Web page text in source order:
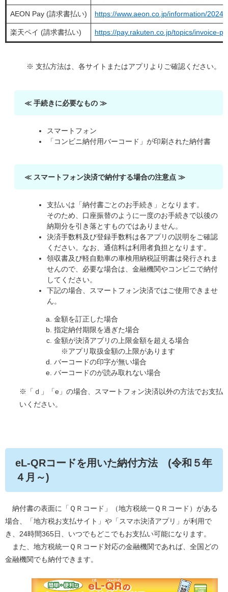
AEON Pay (請求書払い) https://www.aeon.co.jp/information/2024/
楽天ペイ (請求書払い) https://pay.rakuten.co.jp/topics/invoice-
※ 支払方法は、各サイトまたはアプリよりご確認ください。
≪ 手続きに必要なもの ≫
スマートフォン
「コンビニ納付用バーコード」が印刷された納付書
≪ スマートフォン決済で納付する場合の注意点 ≫
支払いは「納付書ごとのお手続き」となります。
そのため、口座振替のように一度のお手続きで以後の
納期分を引き落とすものではありません。
決済手数料及び登録手数料は各アプリの説明をご確認
ください。なお、通信料は利用者負担となります。
領収書及び軽自動車の車検用納税証明書は発行されま
せんので、必要な場合は、金融機関やコンビニで納付
してください。
下記の場合、スマートフォン決済ではご使用できませ
ん。
金額を訂正した場合
指定納付期限を過ぎた場合
金額が決済アプリの上限金額を超える場合
※アプリ取扱金額の上限があります
バーコードの印字が無い場合
バーコードのが読み取れない場合
※「ｄ」「e」の場合、スマートフォン決済以外の方法でお支払
いください。
eL-QRコードを用いた納付方法(令和５年
４月～)
納付書の表面に「ＱＲコード」（地方税統一ＱＲコード）がある
場合、「地方税お支払サイト」や「スマホ決済アプリ」が利用で
き、24時間365日、いつでもどこでもお支払い可能になります。
また、地方税統一ＱＲコード対応の金融機関であれば、全国どの
金融機関でも納付できます。